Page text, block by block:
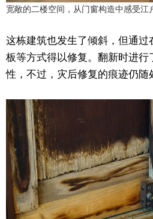
宽敞的二楼空间，从门窗构造中感受江
这栋建筑也发生了倾斜，但通过
板等方式得以修复。翻新时进行
性，不过，灾后修复的痕迹仍随